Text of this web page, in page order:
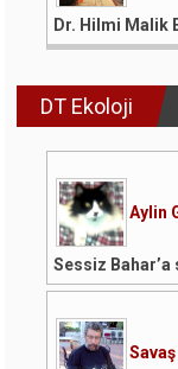
Dr. Hilmi Malik
DT Ekoloji
Aylin
Sessiz Bahar’a